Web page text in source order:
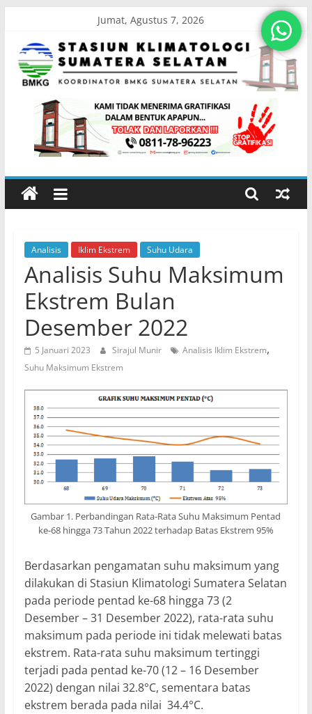
content
Jumat, Agustus 7, 2026
Stasiun
Klimatologi
Sumatera
Koordinator
BMKG
Sumatera
Selatan
Analisis Iklim Ekstrem Suhu Udara
Analisis Suhu Maksimum
Ekstrem Bulan
Desember 2022
5 Januari 2023 Sirajul Munir Analisis Iklim Ekstrem,
Suhu Maksimum Ekstrem
Gambar 1. Perbandingan Rata-Rata Suhu Maksimum Pentad
ke-68 hingga 73 Tahun 2022 terhadap Batas Ekstrem 95%
Berdasarkan pengamatan suhu maksimum yang
dilakukan di Stasiun Klimatologi Sumatera Selatan
pada periode pentad ke-68 hingga 73 (2
Desember – 31 Desember 2022), rata-rata suhu
maksimum pada periode ini tidak melewati batas
ekstrem. Rata-rata suhu maksimum tertinggi
terjadi pada pentad ke-70 (12 – 16 Desember
2022) dengan nilai 32.8°C, sementara batas
ekstrem berada pada nilai 34.4°C.